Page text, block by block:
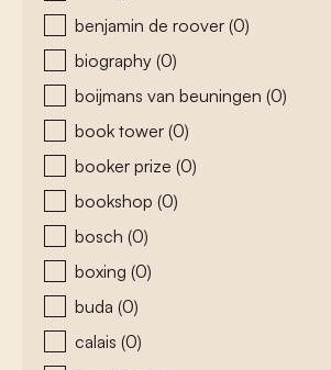
benjamin de roover (0)
biography (0)
boijmans van beuningen (0)
book tower (0)
booker prize (0)
bookshop (0)
bosch (0)
boxing (0)
buda (0)
calais (0)